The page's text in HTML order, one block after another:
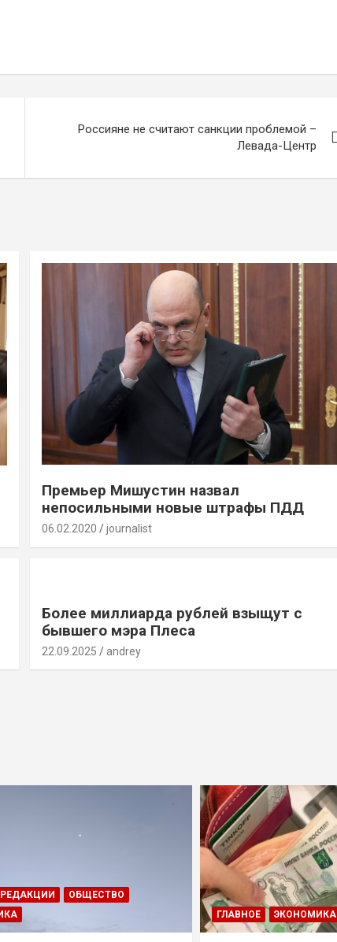
Россияне не считают санкции проблемой –
Левада-Центр
Премьер Мишустин назвал
непосильными новые штрафы ПДД
06.02.2020 journalist
Более миллиарда рублей взыщут с
бывшего мэра Плеса
22.09.2025 andrey
ОБЩЕСТВО
ГЛАВНОЕ ЭКОНОМИКА